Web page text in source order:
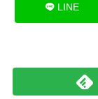
LINE